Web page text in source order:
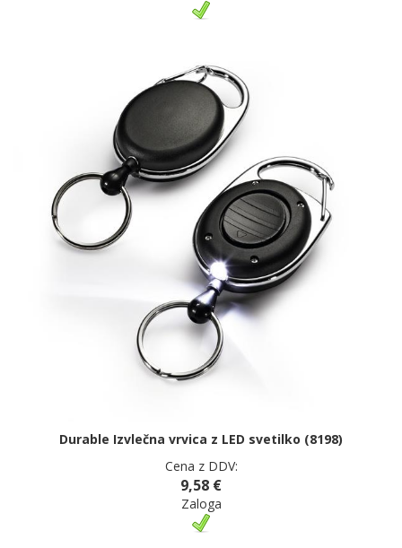
Durable Izvlečna vrvica z LED svetilko (8198)
Cena z DDV:
9,58 €
Zaloga